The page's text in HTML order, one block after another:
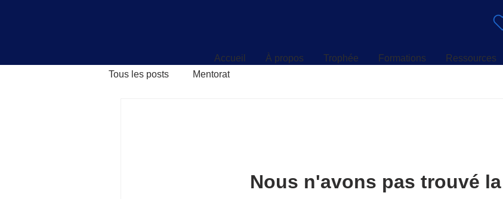
Accueil À propos Trophée Formations Ressources
Tous les posts Mentorat
Nous n'avons pas trouvé
Ressources